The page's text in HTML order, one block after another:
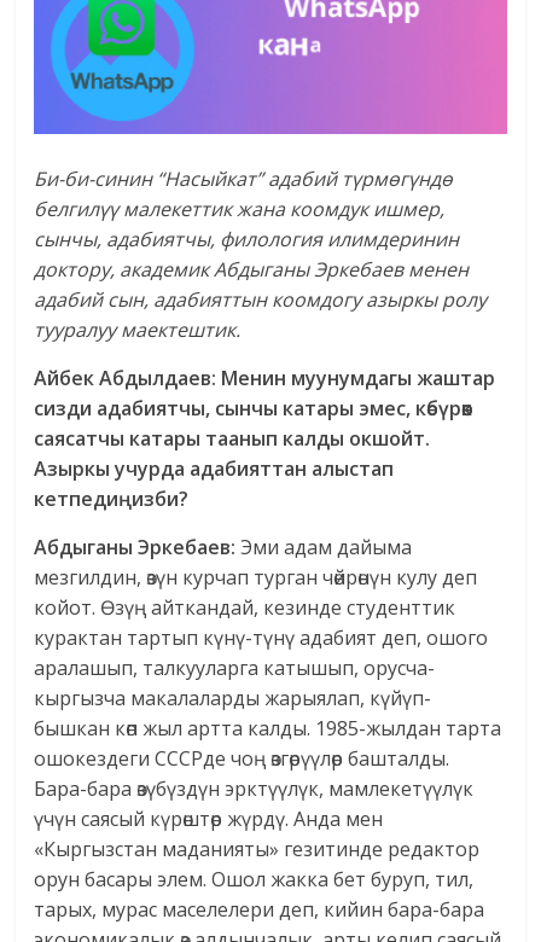
Би-би-синин “Насыйкат” адабий түрмөгүндө
белгилүү малекеттик жана коомдук ишмер,
сынчы, адабиятчы, филология илимдеринин
доктору, академик Абдыганы Эркебаев менен
адабий сын, адабияттын коомдогу азыркы ролу
тууралуу маектештик.
Айбек Абдылдаев: Менин муунумдагы жаштар
сизди адабиятчы, сынчы катары эмес, көбүрөөк
саясатчы катары таанып калды окшойт.
Азыркы учурда адабияттан алыстап
кетпедиңизби?
Абдыганы Эркебаев: Эми адам дайыма
мезгилдин, өзүн курчап турган чөйрөнүн кулу деп
койот. Ѳзүң айткандай, кезинде студенттик
курактан тартып күнү-түнү адабият деп, ошого
аралашып, талкууларга катышып, орусча-
кыргызча макалаларды жарыялап, күйүп-
бышкан көп жыл артта калды. 1985-жылдан тарта
ошокездеги СССРде чоң өзгөрүүлөр башталды.
Бара-бара өзүбүздүн эрктүүлүк, мамлекетүүлүк
үчүн саясый күрөштөр жүрдү. Анда мен
«Кыргызстан маданияты» гезитинде редактор
орун басары элем. Ошол жакка бет буруп, тил,
тарых, мурас маселелери деп, кийин бара-бара